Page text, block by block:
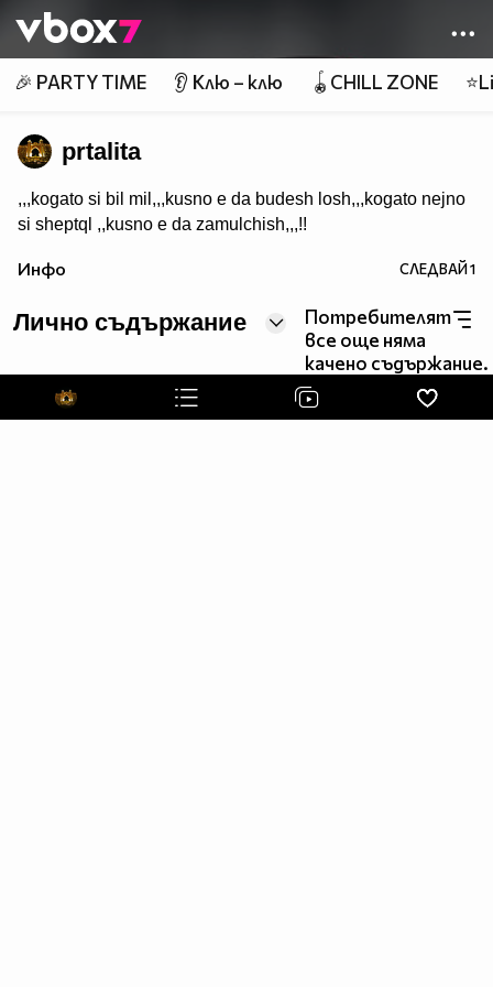
👾
🎉 PARTY TIME 👂 Клю – клю 🪀CHILL ZONE
prtalita
,,,kogato si bil mil,,,kusno e da budesh losh,,,kogato nejno
si sheptql ,,kusno e da zamulchish,,,!!
Инфо СЛЕДВАЙ1
Лично съдържание
Потребителят
все още няма
качено съдържание.